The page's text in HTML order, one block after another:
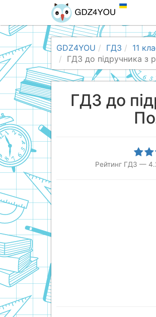
GDZ4YOU ГДЗ 11
ГДЗ до підручника з
ГДЗ до
Рейтинг ГДЗ —